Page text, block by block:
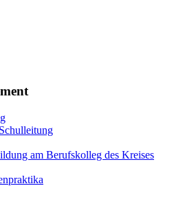
am Berufskolleg des Kreises